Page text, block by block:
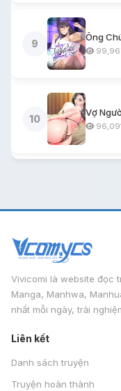
9
Ông
10
Vợ
Vivicomi là website đọc
Manga, Manhwa,
nhất mỗi ngày, trải
Liên kết
Danh sách truyện
Truyện hoàn thành